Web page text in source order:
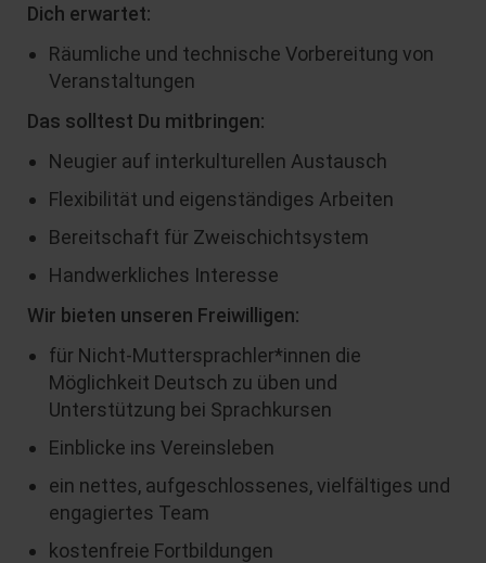
Dich erwartet:
Räumliche und technische Vorbereitung von
Veranstaltungen
Das solltest Du mitbringen:
Neugier auf interkulturellen Austausch
Flexibilität und eigenständiges Arbeiten
Bereitschaft für Zweischichtsystem
Handwerkliches Interesse
Wir bieten unseren Freiwilligen:
für Nicht-Muttersprachler*innen die
Möglichkeit Deutsch zu üben und
Unterstützung bei Sprachkursen
Einblicke ins Vereinsleben
ein nettes, aufgeschlossenes, vielfältiges und
engagiertes Team
kostenfreie Fortbildungen